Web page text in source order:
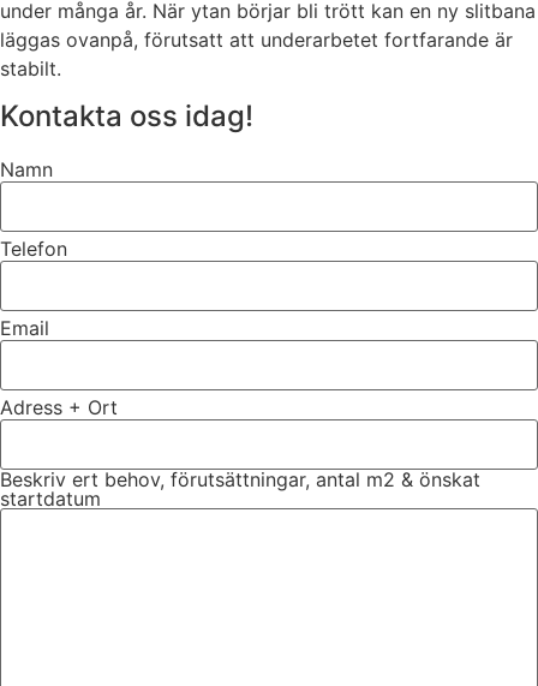
under många år. När ytan börjar bli trött kan en ny slitbana
läggas ovanpå, förutsatt att underarbetet fortfarande är
stabilt.
Kontakta oss idag!
Namn
Telefon
Email
Adress + Ort
Beskriv ert behov, förutsättningar, antal m2 & önskat
startdatum